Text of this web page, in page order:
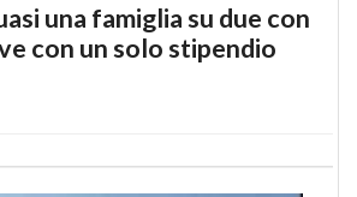
una famiglia su due con
con un solo stipendio